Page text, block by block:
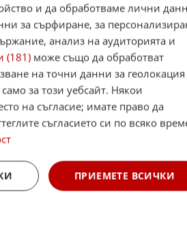
“
по два
автомати.
избори. „
ТОП 5
и да обработваме лични
за сърфиране, за
анализ на аудиторията и
(181) може също да обработват
на точни данни за
за този уебсайт. Някои
на съгласие; имате право да
съгласието си по всяко
ПРИЕМЕТЕ ВСИЧКИ